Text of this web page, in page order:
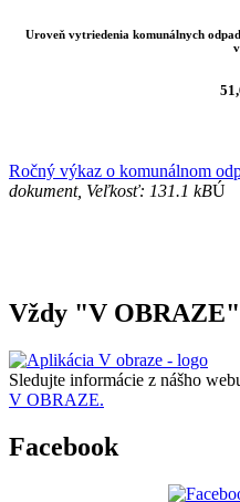
Uroveň vytriedenia komunálnych
Ročný výkaz o komunálnom
dokument, Veľkosť: 131.1 kBÚ
Vždy "V OBRAZE"
Sledujte informácie z nášho
V OBRAZE.
Facebook